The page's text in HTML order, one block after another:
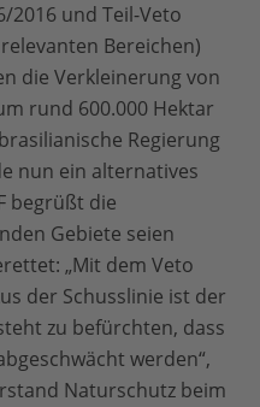
2016 und Teil-Veto
Bereichen)
die Verkleinerung von
rund 600.000 Hektar
Regierung
nun ein alternatives
begrüßt die
Gebiete seien
„Mit dem Veto
der Schusslinie ist der
zu befürchten, dass
werden“,
Naturschutz beim